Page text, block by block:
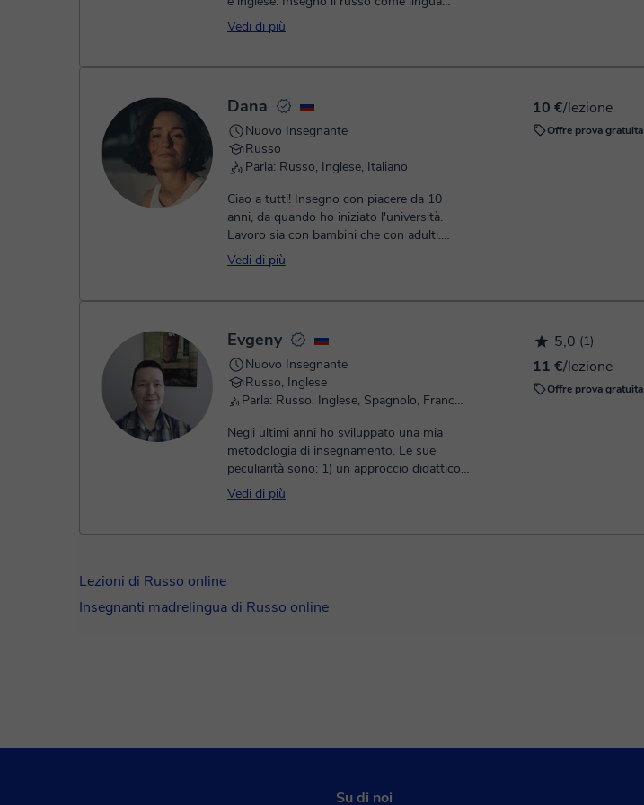
straniera. Adoro viaggiar...
Vedi di più
10 €/lezione
Offre prova gratuita
Dana
Nuovo Insegnante
Russo
Parla: Russo, Inglese, Italiano
Ciao a tutti! Insegno con piacere da 10
anni, da quando ho iniziato l'università.
Lavoro sia con bambini che con adulti.
Amo dedicarmi ai miei student...
Vedi di più
5,0 (1)
11 €/lezione
Offre prova gratuita
Evgeny
Nuovo Insegnante
Russo, Inglese
Parla: Russo, Inglese, Spagnolo, Francese, Italiano
Negli ultimi anni ho sviluppato una mia
metodologia di insegnamento. Le sue
peculiarità sono: 1) un approccio didattico
chiaro, sistematico ed esausti...
Vedi di più
Lezioni di Russo online
Insegnanti madrelingua di Russo online
Su di noi